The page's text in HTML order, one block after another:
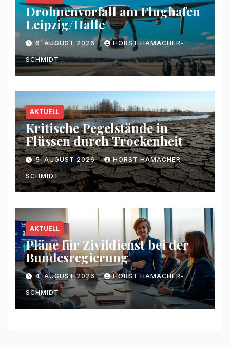
Drohnenvorfall am Flughafen
Leipzig/Halle
6. AUGUST 2026 HORST HAMACHER-
SCHMIDT
AKTUELL
Kritische Pegelstände in
Flüssen durch Trockenheit
5. AUGUST 2026 HORST HAMACHER-
SCHMIDT
AKTUELL
Pläne für Zivildienst bei der
Bundesregierung
4. AUGUST 2026 HORST HAMACHER-
SCHMIDT